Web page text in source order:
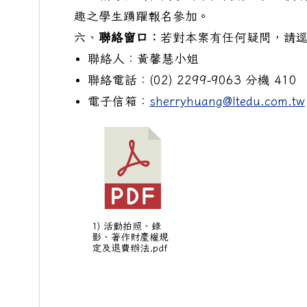
趣之學生踴躍報名參加。
六、 聯絡窗口： 若對本案有任何疑問，請
聯絡人：黃馨慧小姐
聯絡電話：(02) 2299-9063 分機 410
電子信箱： sherryhuang@ltedu.com.tw
1) 活動拍照、錄
影、著作財產權規
定及退費辦法.pdf